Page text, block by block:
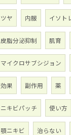
ツヤ 内服 イソト
皮脂分泌抑制 肌育
マイクロサブシジョン
効果 副作用 薬
ニキビパッチ 使い方
顎ニキビ 治らない